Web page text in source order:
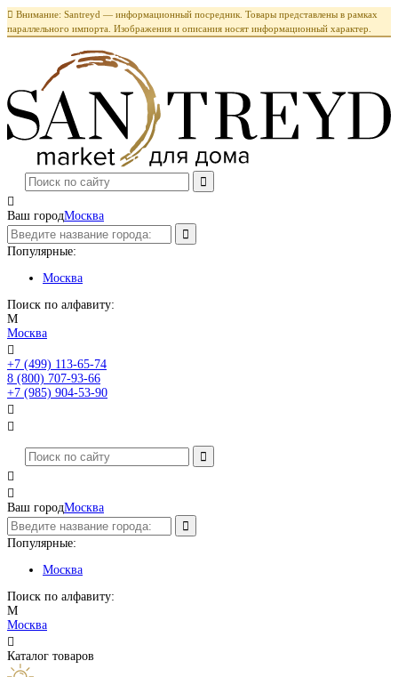
 Внимание: Santreyd — информационный посредник. Товары представлены в рамках
параллельного импорта. Изображения и описания носят информационный характер.

Ваш городМосква
Популярные:
Москва
Поиск по алфавиту:
М
Москва

+7 (499) 113-65-74
8 (800) 707-93-66
+7 (985) 904-53-90




Ваш городМосква
Популярные:
Москва
Поиск по алфавиту:
М
Москва

Каталог товаров